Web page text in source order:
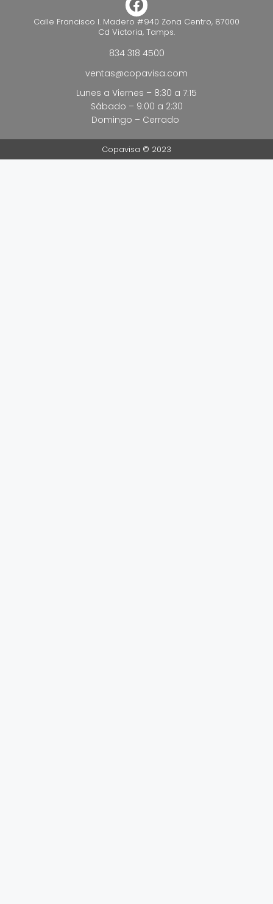
Calle Francisco I. Madero #940 Zona Centro, 87000
Cd Victoria, Tamps.
834 318 4500
ventas@copavisa.com
Lunes a Viernes – 8:30 a 7:15
Sábado – 9:00 a 2:30
Domingo – Cerrado
Copavisa © 2023